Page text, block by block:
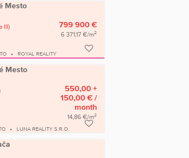
Mesto
III)
799 900 €
6 371,17 €/m2
ROYAL REALITY
Mesto
550,00 +
150,00 €/
month
14,86 €/m2
LUNA REALITY S.R.O.